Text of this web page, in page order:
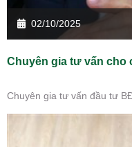
02/10/2025
Chuyên gia tư vấn cho
Chuyên gia tư vấn đầu tư